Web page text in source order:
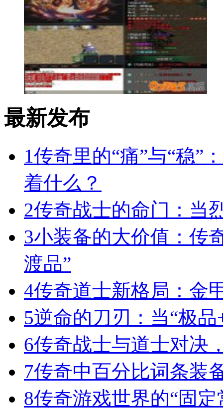
最新发布
1传奇里的“痛”与“稳”
着什么？
2传奇战士的命门：当
3小装备的大价值：传
渡品”
4传奇道士新格局：金
5逆命的刀刃：当“极
6传奇战士与道士对决
7传奇中百分比词条装
8传奇游戏世界的“固